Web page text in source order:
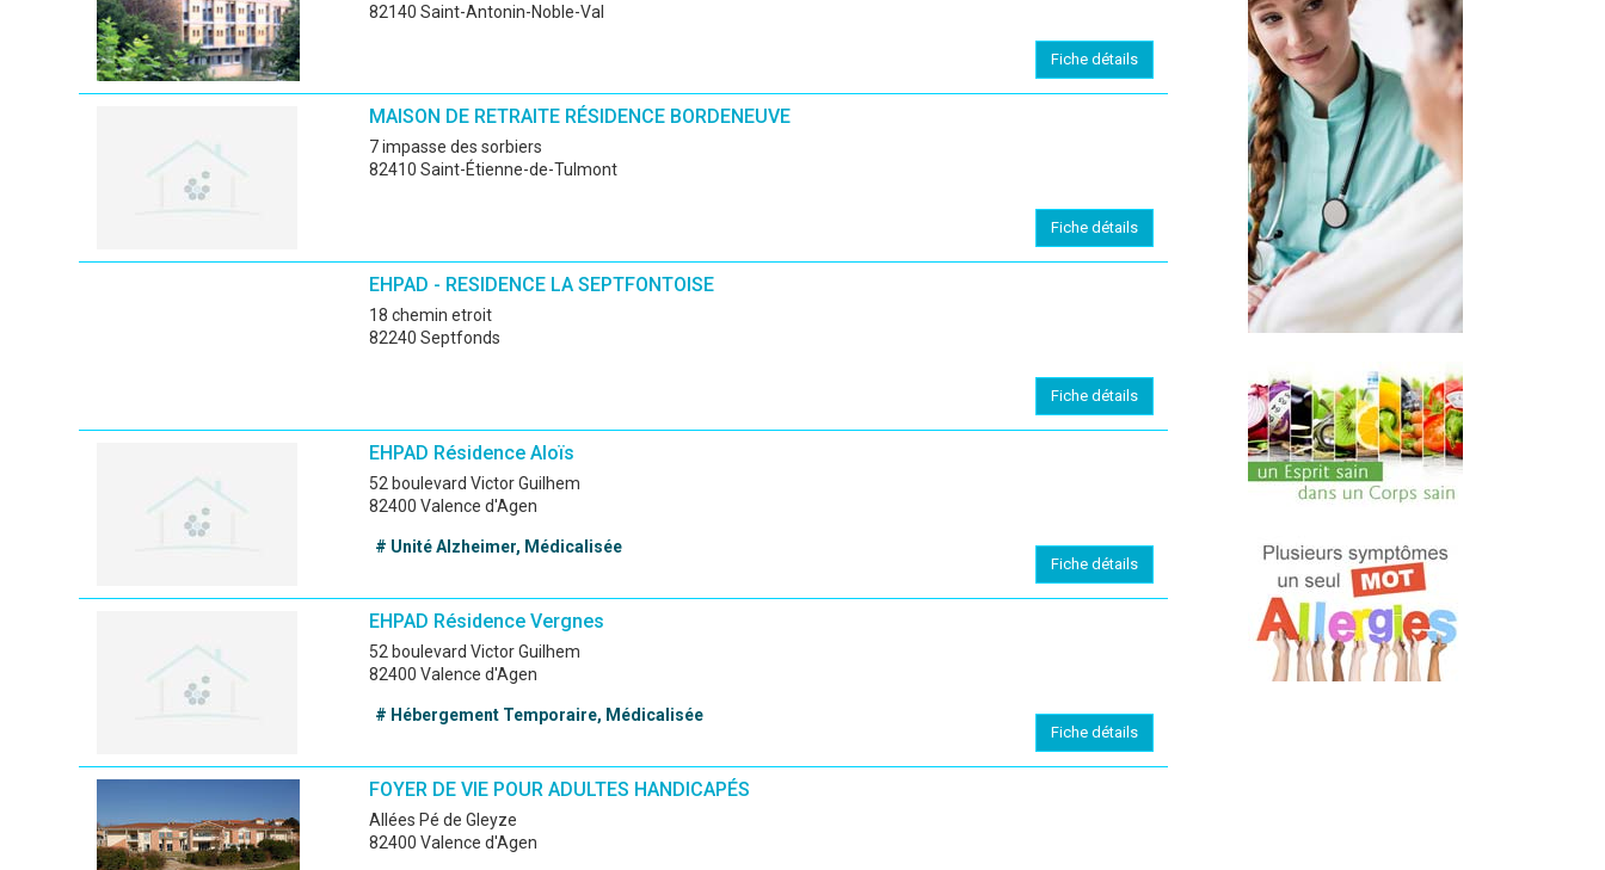
82140 Saint-Antonin-Noble-Val
Fiche détails
MAISON DE RETRAITE RÉSIDENCE BORDENEUVE
7 impasse des sorbiers
82410 Saint-Étienne-de-Tulmont
Fiche détails
EHPAD - RESIDENCE LA SEPTFONTOISE
18 chemin etroit
82240 Septfonds
Fiche détails
EHPAD Résidence Aloïs
52 boulevard Victor Guilhem
82400 Valence d'Agen
# Unité Alzheimer, Médicalisée
Fiche détails
EHPAD Résidence Vergnes
52 boulevard Victor Guilhem
82400 Valence d'Agen
# Hébergement Temporaire, Médicalisée
Fiche détails
FOYER DE VIE POUR ADULTES HANDICAPÉS
Allées Pé de Gleyze
82400 Valence d'Agen